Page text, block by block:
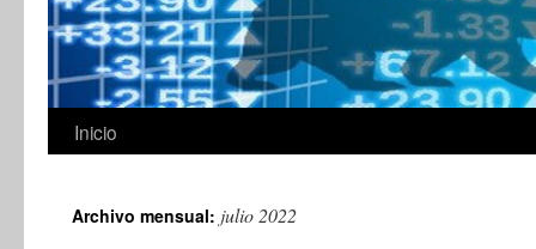
Inicio
Archivo mensual: julio 2022